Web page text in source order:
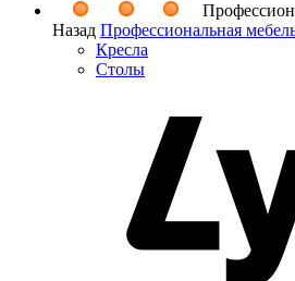
Назад Профессиональная
Кресла
Столы